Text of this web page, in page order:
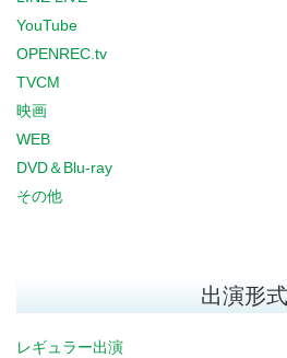
YouTube
OPENREC.tv
TVCM
映画
WEB
DVD＆Blu-ray
その他
出演形式
レギュラー出演